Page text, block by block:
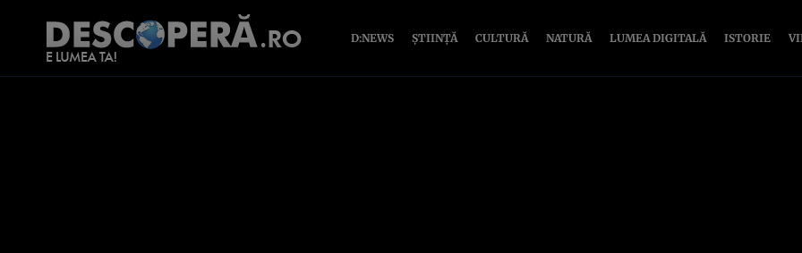
D:NEWS ȘTIINȚĂ CULTURĂ NATURĂ LUMEA DIGITALĂ ISTORIE